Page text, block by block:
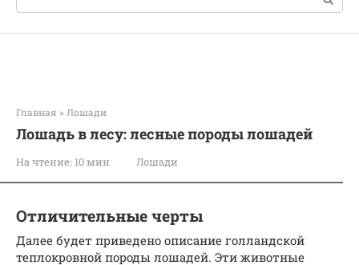
Главная » Лошади
Лошадь в лесу: лесные породы лошадей
На чтение: 10 мин Лошади
Отличительные черты
Далее будет приведено описание голландской
теплокровной породы лошадей. Эти животные